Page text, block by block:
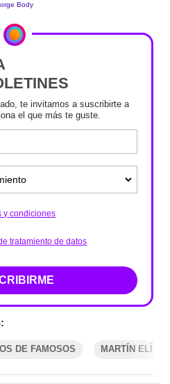
te invitamos a suscribirte a
el que más te guste.
y condiciones
tratamiento de datos
DE FAMOSOS MARTÍN ELÍAS